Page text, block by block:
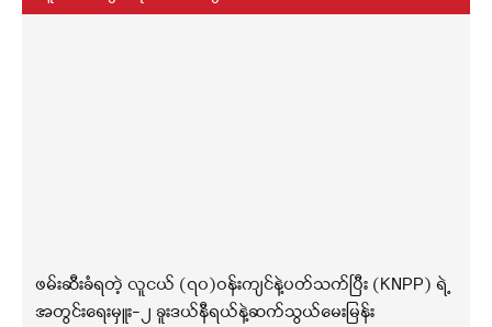
ဖမ်းဆီးခံရတဲ့ လူငယ် (၇၀)ဝန်းကျင်နဲ့ပတ်သက်ပြီး (KNPP) ရဲ့
အတွင်းရေးမှူး-၂ ခူးဒယ်နီရယ်နဲ့ဆက်သွယ်မေးမြန်း